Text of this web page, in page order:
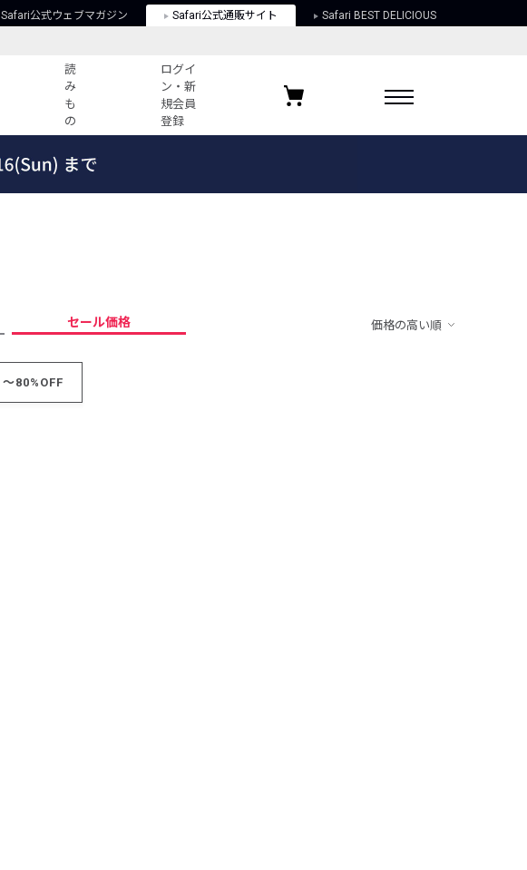
Safari公式ウェブマガジン Safari公式通販サイト Safari BEST DELICIOUS
読
み
も
の
ログイ
ン・新
規会員
登録
プライバシーポリシー
お気に入りブランド
セール価格 価格の高い順
～80%OFF